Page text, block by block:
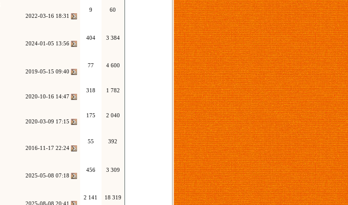
2022-03-16 18:31
9 60
2024-01-05 13:56
404 3 384
2019-05-15 09:40
77 4 600
2020-10-16 14:47
318 1 782
2020-03-09 17:15
175 2 040
2016-11-17 22:24
55 392
2025-05-08 07:18
456 3 309
2025-08-08 20:41
2 141 18 319